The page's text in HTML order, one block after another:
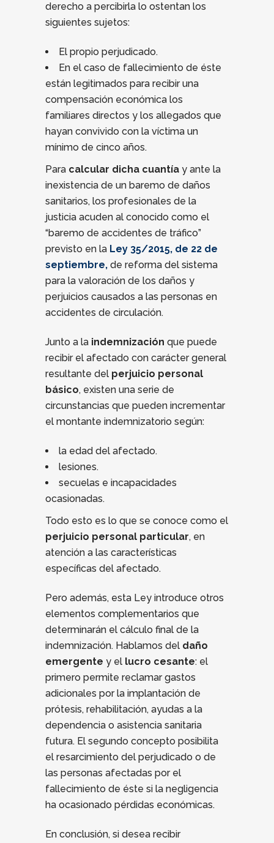
derecho a percibirla lo ostentan los
siguientes sujetos:
El propio perjudicado.
En el caso de fallecimiento de éste
están legitimados para recibir una
compensación económica los
familiares directos y los allegados que
hayan convivido con la víctima un
mínimo de cinco años.
Para calcular dicha cuantía y ante la
inexistencia de un baremo de daños
sanitarios, los profesionales de la
justicia acuden al conocido como el
“baremo de accidentes de tráfico”
previsto en la Ley 35/2015, de 22 de
septiembre, de reforma del sistema
para la valoración de los daños y
perjuicios causados a las personas en
accidentes de circulación.
Junto a la indemnización que puede
recibir el afectado con carácter general
resultante del perjuicio personal
básico, existen una serie de
circunstancias que pueden incrementar
el montante indemnizatorio según:
la edad del afectado.
lesiones.
secuelas e incapacidades
ocasionadas.
Todo esto es lo que se conoce como el
perjuicio personal particular, en
atención a las características
específicas del afectado.
Pero además, esta Ley introduce otros
elementos complementarios que
determinarán el cálculo final de la
indemnización. Hablamos del daño
emergente y el lucro cesante: el
primero permite reclamar gastos
adicionales por la implantación de
prótesis, rehabilitación, ayudas a la
dependencia o asistencia sanitaria
futura. El segundo concepto posibilita
el resarcimiento del perjudicado o de
las personas afectadas por el
fallecimiento de éste si la negligencia
ha ocasionado pérdidas económicas.
En conclusión, si desea recibir